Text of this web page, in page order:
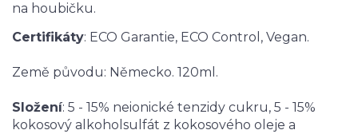
na houbičku.
Certifikáty: ECO Garantie, ECO Control, Vegan.
Země původu: Německo. 120ml.
Složení: 5 - 15% neionické tenzidy cukru, 5 - 15%
kokosový alkoholsulfát z kokosového oleje a